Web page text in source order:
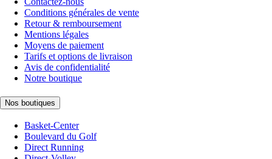
Conditions générales de vente
Retour & remboursement
Mentions légales
Moyens de paiement
Tarifs et options de livraison
Avis de confidentialité
Notre boutique
Nos boutiques
Basket-Center
Boulevard du Golf
Direct Running